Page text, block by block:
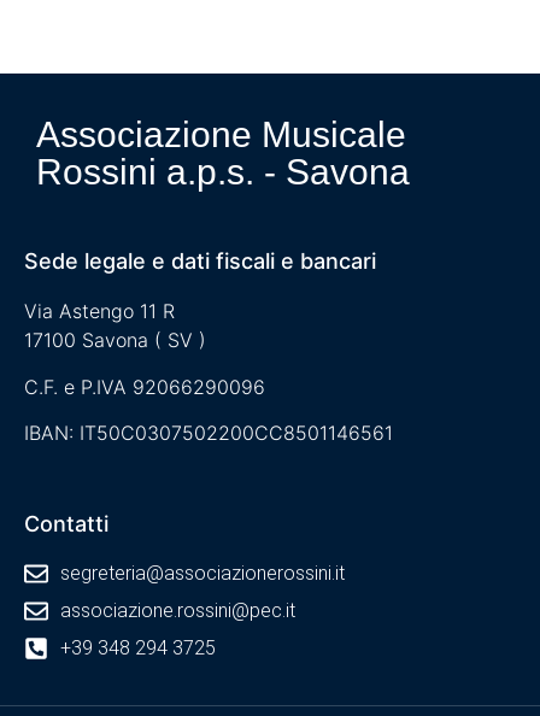
Associazione Musicale
Rossini a.p.s. - Savona
Sede legale e dati fiscali e bancari
Via Astengo 11 R
17100 Savona ( SV )
C.F. e P.IVA 92066290096
IBAN: IT50C0307502200CC8501146561
Contatti
segreteria@associazionerossini.it
associazione.rossini@pec.it
+39 348 294 3725